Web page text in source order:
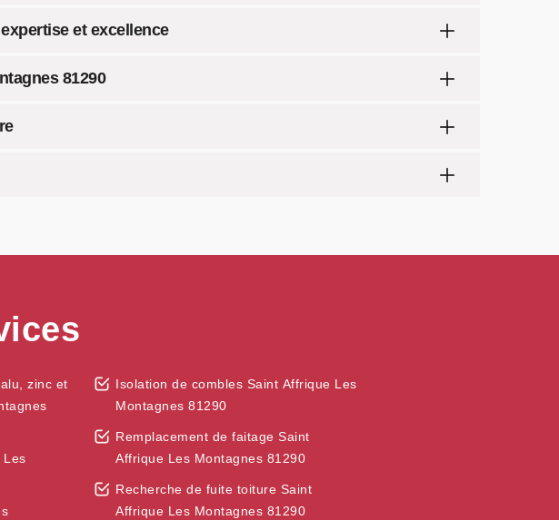
et excellence
81290
zinc et
Les
Isolation de combles Saint Affrique Les
Montagnes 81290
Remplacement de faitage Saint
Affrique Les Montagnes 81290
Recherche de fuite toiture Saint
Affrique Les Montagnes 81290